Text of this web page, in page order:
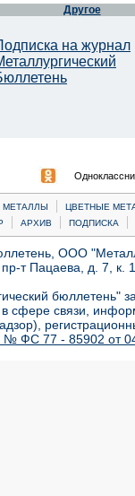
Другое
на журнал
МЕТАЛЛЫ |
ЦВЕТНЫЕ
| АРХИВ | ПОДПИСКА |
ООО
пр-т Пацаева, д. 7,
бюллетень"
сфере связи,
ФС 77 - 85902 от 04